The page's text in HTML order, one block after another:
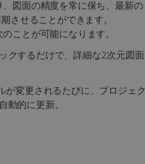
、図面の精度を常に保ち、最新の
させることができます。
ことが可能になります。
クするだけで、詳細な2次元図面
が変更されるたびに、プロジェク
動的に更新。